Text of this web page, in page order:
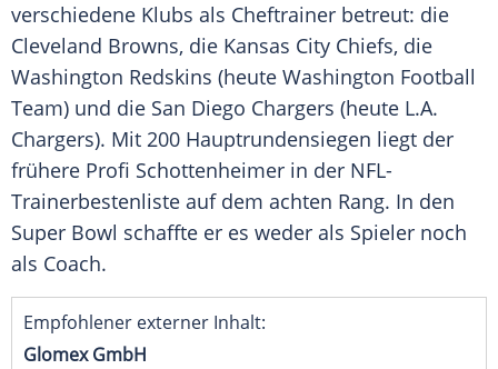
verschiedene Klubs als Cheftrainer betreut: die
Cleveland Browns, die Kansas City Chiefs, die
Washington Redskins (heute Washington Football
Team) und die San Diego Chargers (heute L.A.
Chargers). Mit 200 Hauptrundensiegen liegt der
frühere Profi Schottenheimer in der NFL-
Trainerbestenliste auf dem achten Rang. In den
Super Bowl schaffte er es weder als Spieler noch
als Coach.
Empfohlener externer Inhalt:
Glomex GmbH